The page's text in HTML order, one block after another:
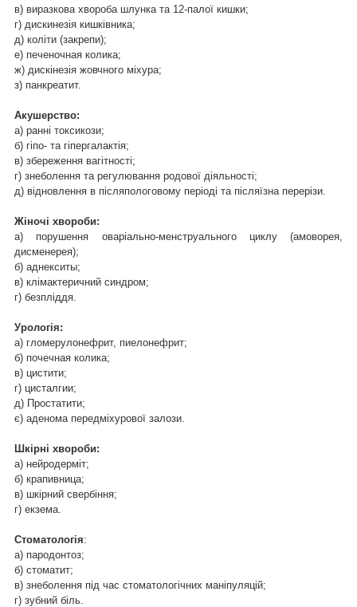
в) виразкова хвороба шлунка та 12-палої кишки;
г) дискинезія кишківника;
д) коліти (закрепи);
е) печеночная колика;
ж) дискінезія жовчного міхура;
з) панкреатит.
Акушерство:
а) ранні токсикози;
б) гіпо- та гіпергалактія;
в) збереження вагітності;
г) знеболення та регулювання родової діяльності;
д) відновлення в післяпологовому періоді та післяїзна перерізи.
Жіночі хвороби:
а) порушення оваріально-менструального циклу (амоворея,
дисменерея);
б) аднекситы;
в) клімактеричний синдром;
г) безпліддя.
Урологія:
а) гломерулонефрит, пиелонефрит;
б) почечная колика;
в) цистити;
г) цисталгии;
д) Простатити;
є) аденома передміхурової залози.
Шкірні хвороби:
а) нейродерміт;
б) крапивница;
в) шкірний свербіння;
г) екзема.
Стоматологія:
а) пародонтоз;
б) стоматит;
в) знеболення під час стоматологічних маніпуляцій;
г) зубний біль.